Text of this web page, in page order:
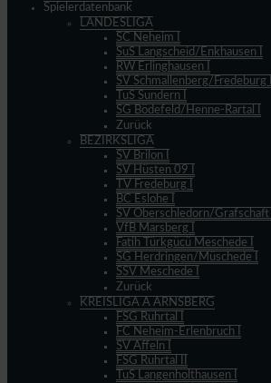
Spielerdatenbank
LANDESLIGA
SC Neheim I
SuS Langscheid/Enkhausen I
RW Erlinghausen I
SV Schmallenberg/Fredeburg I
TuS Sundern I
SG Bödefeld/Henne-Rartal I
Zurück
BEZIRKSLIGA
SV Brilon I
SV Hüsten 09 I
TV Fredeburg I
BC Eslohe I
SV Oberschledorn/Grafschaft I
VfB Marsberg I
Fatih Türkgücü Meschede I
SG Herdringen/Müschede I
SSV Meschede I
Zurück
KREISLIGA A ARNSBERG
FSG Ruhrtal I
FC Neheim-Erlenbruch I
SV Affeln I
FSG Ruhrtal II
TuS Langenholthausen I